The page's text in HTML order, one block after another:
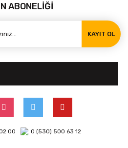
ABONELİĞİ
KAYIT OL
00 0 (530) 500 63 12